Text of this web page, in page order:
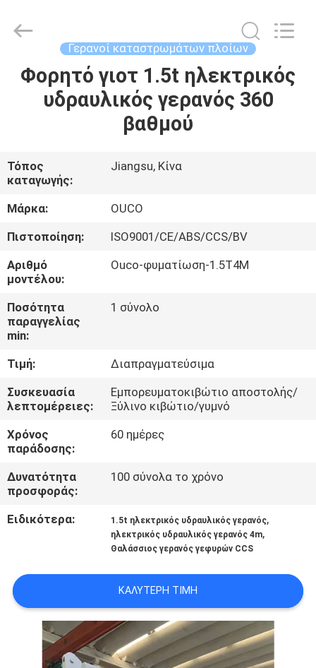
ΣΠΊΤΙ
ΒΊΝΤΕΟ
ΕΜΦΆΝΙΣΗ
VR
ΣΧΕΤΙΚΆ
ΜΕ
ΕΜΆΣ
ΕΠΙΣΚΈΨΕΙΣ
ΣΤΟ
ΕΡΓΟΣΤΆΣΙΟ
ΈΛΕΓΧΟΣ
ΠΟΙΌΤΗΤΑΣ
ΥΠΟΘΈΣΕΙΣ
CONTACT
GROUP
Reserved.
Γερανοί καταστρωμάτων πλοίων
Φορητό γιοτ 1.5t ηλεκτρικός
υδραυλικός γερανός 360
βαθμού
Τόπος
καταγωγής:
Jiangsu, Κίνα
Μάρκα:
OUCO
Πιστοποίηση:
ISO9001/CE/ABS/CCS/BV
Αριθμό
μοντέλου:
Ouco-φυματίωση-1.5T4M
Ποσότητα
παραγγελίας
min:
1 σύνολο
Τιμή:
Διαπραγματεύσιμα
Συσκευασία
λεπτομέρειες:
Εμπορευματοκιβώτιο αποστολής/
Ξύλινο κιβώτιο/γυμνό
Χρόνος
παράδοσης:
60 ημέρες
Δυνατότητα
προσφοράς:
100 σύνολα το χρόνο
Ειδικότερα: 1.5t ηλεκτρικός υδραυλικός γερανός,
ηλεκτρικός υδραυλικός γερανός 4m,
Θαλάσσιος γερανός γεφυρών CCS
ΚΑΛΎΤΕΡΗ ΤΙΜΉ